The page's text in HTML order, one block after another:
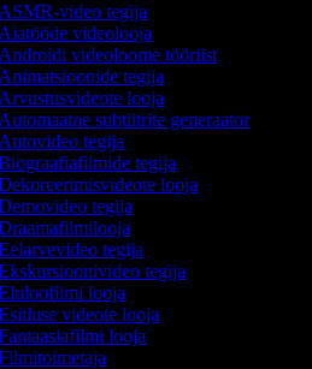
video tegija
videolooja
videoloome tööriist
tegija
looja
subtiitrite generaator
tegija
tegija
looja
tegija
tegija
tegija
looja
videote looja
looja